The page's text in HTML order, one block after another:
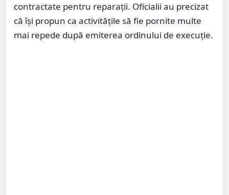
contractate pentru reparații. Oficialii au precizat
că își propun ca activitățile să fie pornite multe
mai repede după emiterea ordinului de execuție.